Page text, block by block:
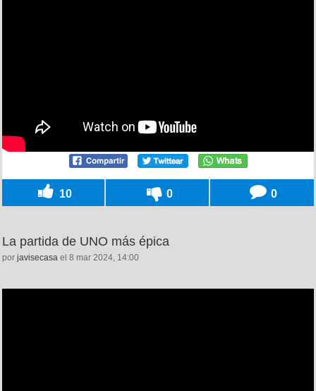
10 0 0
La partida de UNO más épica
por javisecasa el 8 mar 2024, 14:00